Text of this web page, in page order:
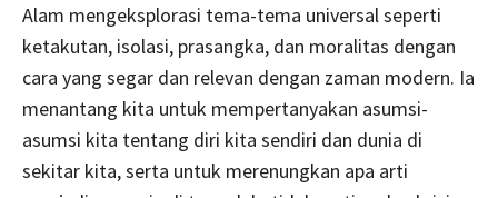
Alam mengeksplorasi tema-tema universal seperti
ketakutan, isolasi, prasangka, dan moralitas dengan
cara yang segar dan relevan dengan zaman modern. Ia
menantang kita untuk mempertanyakan asumsi-
asumsi kita tentang diri kita sendiri dan dunia di
sekitar kita, serta untuk merenungkan apa arti